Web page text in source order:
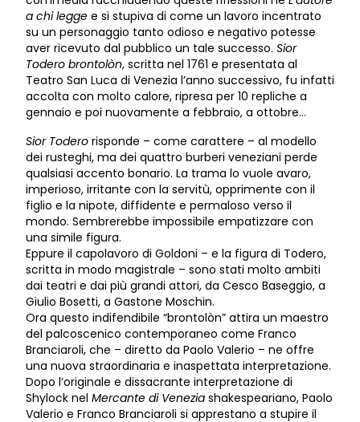
a chi legge e si stupiva di come un lavoro incentrato
su un personaggio tanto odioso e negativo potesse
aver ricevuto dal pubblico un tale successo. Sior
Todero brontolòn, scritta nel 1761 e presentata al
Teatro San Luca di Venezia l’anno successivo, fu infatti
accolta con molto calore, ripresa per 10 repliche a
gennaio e poi nuovamente a febbraio, a ottobre…
Sior Todero risponde – come carattere – al modello
dei rusteghi, ma dei quattro burberi veneziani perde
qualsiasi accento bonario. La trama lo vuole avaro,
imperioso, irritante con la servitù, opprimente con il
figlio e la nipote, diffidente e permaloso verso il
mondo. Sembrerebbe impossibile empatizzare con
una simile figura.
Eppure il capolavoro di Goldoni – e la figura di Todero,
scritta in modo magistrale – sono stati molto ambiti
dai teatri e dai più grandi attori, da Cesco Baseggio, a
Giulio Bosetti, a Gastone Moschin.
Ora questo indifendibile “brontolòn” attira un maestro
del palcoscenico contemporaneo come Franco
Branciaroli, che – diretto da Paolo Valerio – ne offre
una nuova straordinaria e inaspettata interpretazione.
Dopo l’originale e dissacrante interpretazione di
Shylock nel Mercante di Venezia shakespeariano, Paolo
Valerio e Franco Branciaroli si apprestano a stupire il